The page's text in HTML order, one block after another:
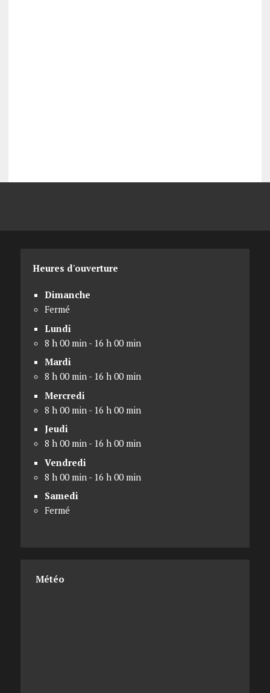
Heures d'ouverture
Dimanche
Fermé
Lundi
8 h 00 min - 16 h 00 min
Mardi
8 h 00 min - 16 h 00 min
Mercredi
8 h 00 min - 16 h 00 min
Jeudi
8 h 00 min - 16 h 00 min
Vendredi
8 h 00 min - 16 h 00 min
Samedi
Fermé
Météo